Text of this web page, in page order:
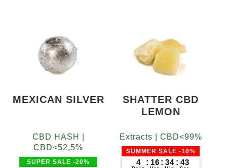
MEXICAN SILVER
CBD HASH |
CBD<52,5%
SUPER SALE -20%
SHATTER CBD
LEMON
Extracts | CBD<99%
SUMMER SALE -10%
4 : 16 : 34 : 42